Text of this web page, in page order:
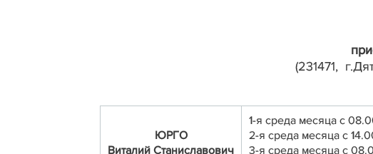
(231471,
ЮРГО
Виталий Станиславович
1-я среда месяца с
2-я среда месяца с
3-я среда месяца с